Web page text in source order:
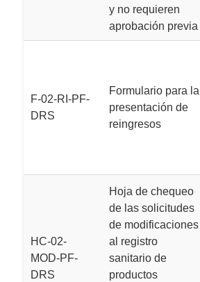
y no requieren
aprobación previa
F-02-RI-PF-
DRS
Formulario para la
presentación de
reingresos
HC-02-
MOD-PF-
DRS
Hoja de chequeo
de las solicitudes
de modificaciones
al registro
sanitario de
productos